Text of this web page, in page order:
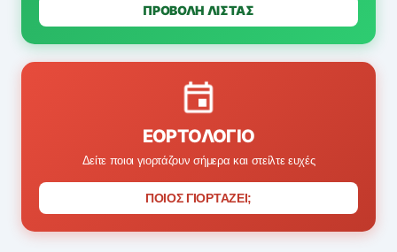
ΠΡΟΒΟΛΗ ΛΙΣΤΑΣ
ΕΟΡΤΟΛΌΓΙΟ
Δείτε ποιοι γιορτάζουν σήμερα και στείλτε ευχές
ΠΟΙΟΣ ΓΙΟΡΤΑΖΕΙ;